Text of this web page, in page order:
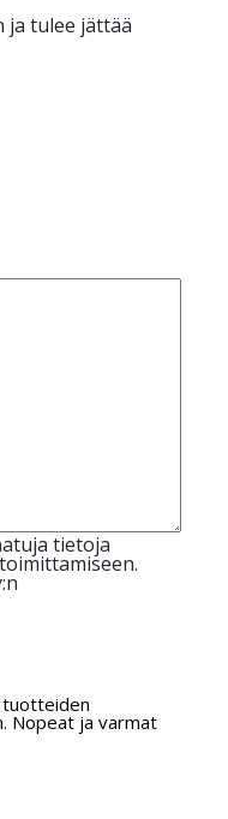
tulee jättää
tietoja
tuotteiden
Nopeat ja varmat